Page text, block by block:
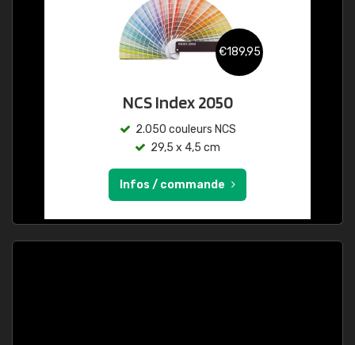
€189,95
NCS Index 2050
2.050 couleurs NCS
29,5 x 4,5 cm
Infos / commande